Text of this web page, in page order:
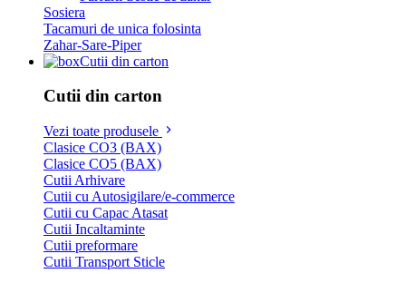
Sosiera
Tacamuri de unica folosinta
Zahar-Sare-Piper
Cutii din carton
Cutii din carton
Vezi toate produsele
Clasice CO3 (BAX)
Clasice CO5 (BAX)
Cutii Arhivare
Cutii cu Autosigilare/e-commerce
Cutii cu Capac Atasat
Cutii Incaltaminte
Cutii preformare
Cutii Transport Sticle